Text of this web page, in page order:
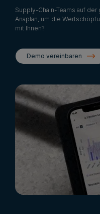
Supply-Chain-Teams auf
Anaplan, um die
mit Ihnen?
Demo vereinbaren